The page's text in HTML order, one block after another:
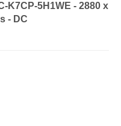
K7CP-5H1WE - 2880 x
- DC